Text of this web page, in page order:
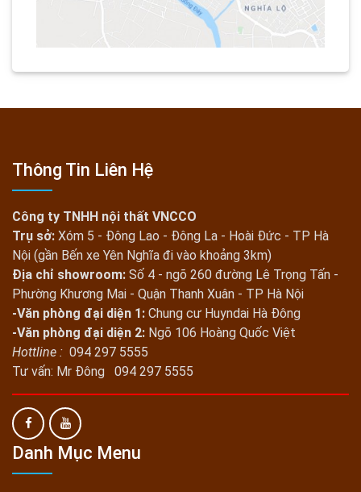
Thông Tin Liên Hệ
Công ty TNHH nội thất VNCCO
Trụ sở: Xóm 5 - Đông Lao - Đông La - Hoài Đức - TP Hà
Nội (gần Bến xe Yên Nghĩa đi vào khoảng 3km)
Địa chỉ showroom: Số 4 - ngõ 260 đường Lê Trọng Tấn -
Phường Khương Mai - Quận Thanh Xuân - TP Hà Nội
-Văn phòng đại diện 1: Chung cư Huyndai Hà Đông
-Văn phòng đại diện 2: Ngõ 106 Hoàng Quốc Việt
Hottline : 094 297 5555
Tư vấn: Mr Đông 094 297 5555
Danh Mục Menu